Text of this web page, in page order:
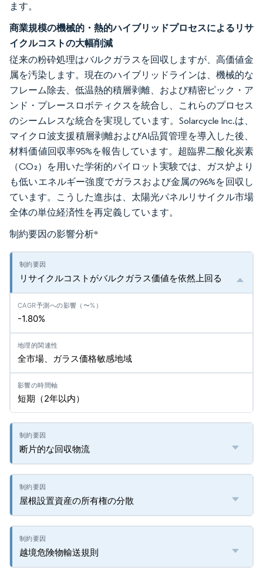
ます。
商業規模の機械的・熱的ハイブリッドプロセスによるリサ
イクルコストの大幅削減
従来の粉砕処理はバルクガラスを回収しますが、高価値金
属を汚染します。現在のハイブリッドラインは、機械的な
フレーム除去、低温熱的積層剥離、および精密ピック・ア
ンド・プレースロボティクスを統合し、これらのプロセス
のシームレスな統合を実現しています。Solarcycle Inc.は、
マイクロ波支援積層剥離およびAI品質管理を導入した後、
材料価値回収率95%を報告しています。超臨界二酸化炭素
（CO₂）を用いた学術的パイロット実験では、ガス炉より
も低いエネルギー強度でガラスおよび金属の96%を回収し
ています。こうした進歩は、太陽光パネルリサイクル市場
全体の単位経済性を再定義しています。
制約要因の影響分析*
リサイクルコストがバルクガラス価値を依然上回る
-1.80%
全市場、ガラス価格敏感地域
短期（2年以内）
断片的な回収物流
屋根設置資産の所有権の分散
越境危険物輸送規則